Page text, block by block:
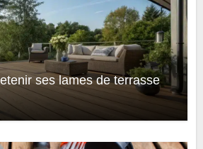
ses lames de terrasse